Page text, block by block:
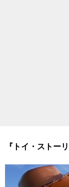
『トイ・ストー